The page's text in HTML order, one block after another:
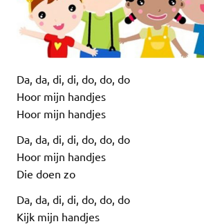
Da, da, di, di, do, do, do
Hoor mijn handjes
Hoor mijn handjes
Da, da, di, di, do, do, do
Hoor mijn handjes
Die doen zo
Da, da, di, di, do, do, do
Kijk mijn handjes